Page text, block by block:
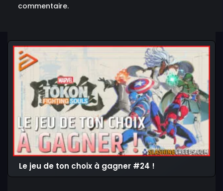
commentaire.
Le jeu de ton choix à gagner #24 !